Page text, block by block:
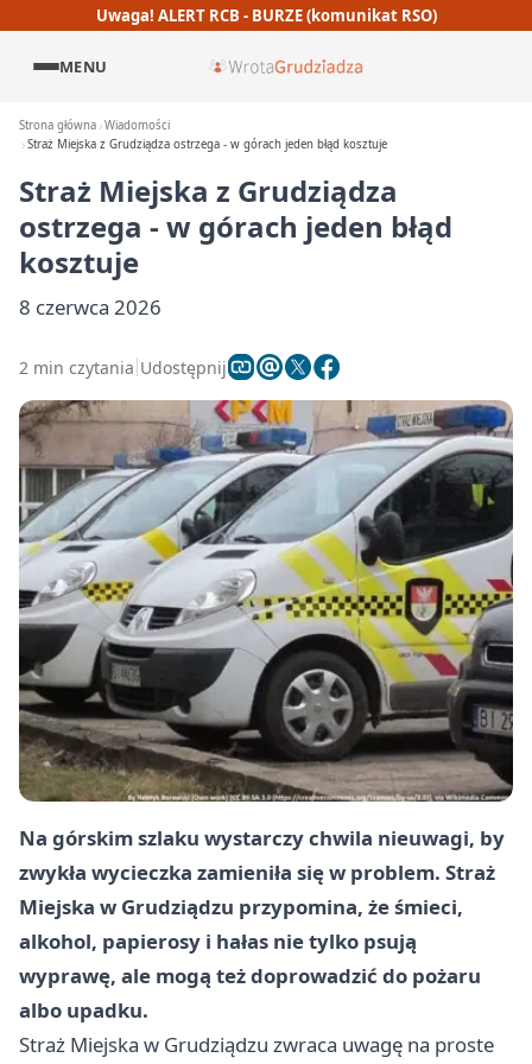
Uwaga! ALERT RCB - BURZE (komunikat RSO)
MENU
Strona główna Wiadomości
Straż Miejska z Grudziądza ostrzega - w górach jeden błąd kosztuje
Straż Miejska z Grudziądza
ostrzega - w górach jeden błąd
kosztuje
8 czerwca 2026
2 min czytania Udostępnij
Na górskim szlaku wystarczy chwila nieuwagi, by
zwykła wycieczka zamieniła się w problem. Straż
Miejska w Grudziądzu przypomina, że śmieci,
alkohol, papierosy i hałas nie tylko psują
wyprawę, ale mogą też doprowadzić do pożaru
albo upadku.
Straż Miejska w Grudziądzu zwraca uwagę na proste